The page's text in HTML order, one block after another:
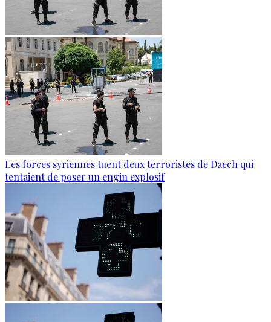
Les forces syriennes tuent deux terroristes de Daech qui
tentaient de poser un engin explosif